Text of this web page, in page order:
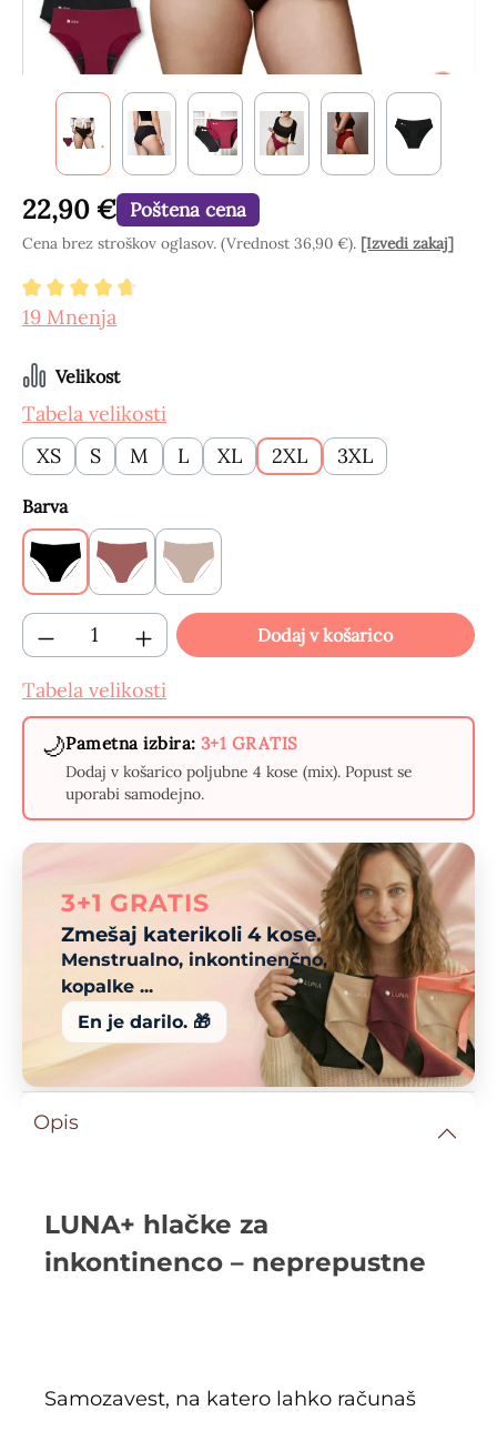
22,90 € Poštena cena
Cena brez stroškov oglasov. (Vrednost 36,90 €). [Izvedi zakaj]
Povprečna ocena 4.84 od 5 zvezdic
19 Mnenja
Izberi
Velikost
Tabela velikosti
XS
S M L XL 2XL 3XL
Izberi
Barva
Črne Bordo
(Ta možnost trenutno ni na voljo.)
Bež
Količina izdelka: Vnesite želeno količino
Dodaj v košarico
Tabela velikosti
🌙Pametna izbira: 3+1 GRATIS
Dodaj v košarico poljubne 4 kose (mix). Popust se
uporabi samodejno.
3+1 GRATIS
Zmešaj katerikoli 4 kose.
Menstrualno, inkontinenčno,
kopalke ...
En je darilo. 🎁
Opis
LUNA+ hlačke za
inkontinenco – neprepustne
Samozavest, na katero lahko računaš